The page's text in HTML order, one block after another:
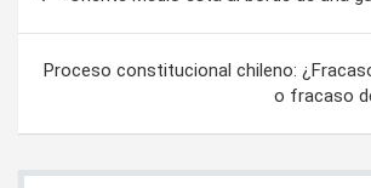
entradas
Proceso constitucional chileno:
o fracaso